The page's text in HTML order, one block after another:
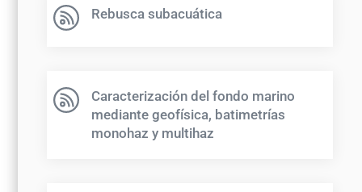
Rebusca subacuática
Caracterización del fondo marino
mediante geofísica, batimetrías
monohaz y multihaz